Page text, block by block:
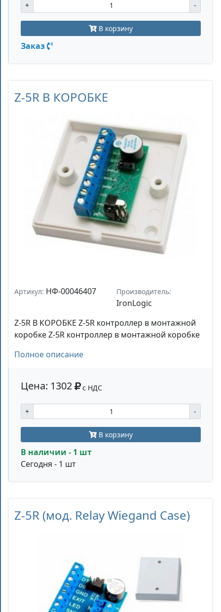
+ -
В корзину
Заказ
Z-5R В КОРОБКЕ
Артикул: НФ-00046407 Производитель:
IronLogic
Z-5R В КОРОБКЕ Z-5R контроллер в монтажной
коробке Z-5R контроллер в монтажной коробке
Полное описание
Цена: 1302 с НДС
+ -
В корзину
В наличии - 1 шт
Сегодня - 1 шт
Z-5R (мод. Relay Wiegand Case)